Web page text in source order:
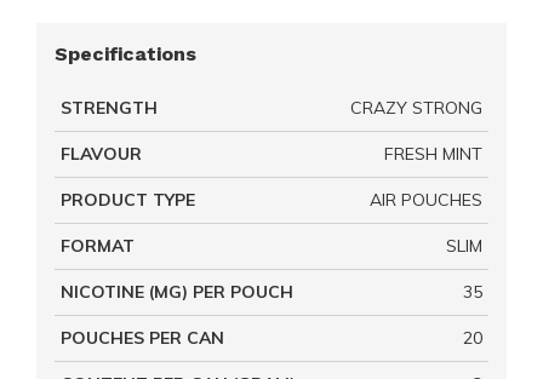
Specifications
STRENGTH CRAZY STRONG
FLAVOUR FRESH MINT
PRODUCT TYPE AIR POUCHES
FORMAT SLIM
NICOTINE (MG) PER POUCH 35
POUCHES PER CAN 20